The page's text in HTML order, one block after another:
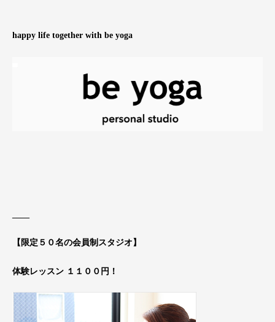
happy life together with be yoga
【限定５０名の会員制スタジオ】
体験レッスン １１００円！